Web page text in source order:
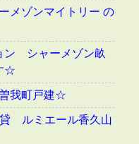
メゾンマイトリー の
ン シャーメゾン畝
☆
我町戸建☆
ルミエール香久山